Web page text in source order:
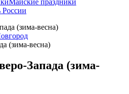
Майские праздники
России
(зима-весна)
Запада (зима-